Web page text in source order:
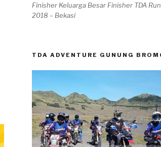
Finisher Keluarga Besar Finisher TDA
2018 – Bekasi
TDA ADVENTURE GUNUNG